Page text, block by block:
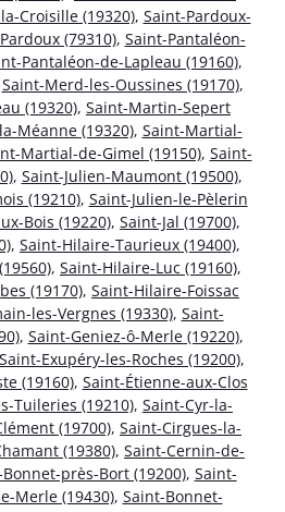
Croisille (19320), Saint-Pardoux-
(79310), Saint-Pantaléon-
Pantaléon-de-Lapleau (19160),
Saint-Merd-les-Oussines (19170),
(19320), Saint-Martin-Sepert
Méanne (19320), Saint-Martial-
Martial-de-Gimel (19150), Saint-
, Saint-Julien-Maumont (19500),
(19210), Saint-Julien-le-Pèlerin
Bois (19220), Saint-Jal (19700),
, Saint-Hilaire-Taurieux (19400),
, Saint-Hilaire-Luc (19160),
(19170), Saint-Hilaire-Foissac
les-Vergnes (19330), Saint-
, Saint-Geniez-ô-Merle (19220),
Saint-Exupéry-les-Roches (19200),
(19160), Saint-Étienne-aux-Clos
Tuileries (19210), Saint-Cyr-la-
(19700), Saint-Cirgues-la-
(19380), Saint-Cernin-de-
près-Bort (19200), Saint-
Merle (19430), Saint-Bonnet-